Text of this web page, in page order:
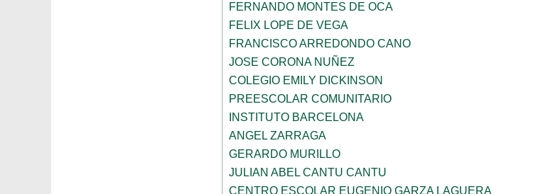
FERNANDO MONTES DE OCA
FELIX LOPE DE VEGA
FRANCISCO ARREDONDO CANO
JOSE CORONA NUÑEZ
COLEGIO EMILY DICKINSON
PREESCOLAR COMUNITARIO
INSTITUTO BARCELONA
ANGEL ZARRAGA
GERARDO MURILLO
JULIAN ABEL CANTU CANTU
CENTRO ESCOLAR EUGENIO GARZA LAGUERA